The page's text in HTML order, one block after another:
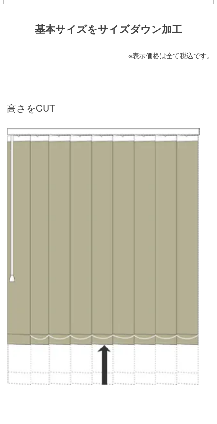
基本サイズをサイズダウン加工
※表示価格は全て税込です。
高さをCUT